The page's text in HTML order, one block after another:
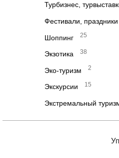
Турбизнес,
Фестивали, праздники
Шоппинг 25
Экзотика 38
Эко-туризм 2
Экскурсии 15
Экстремальный